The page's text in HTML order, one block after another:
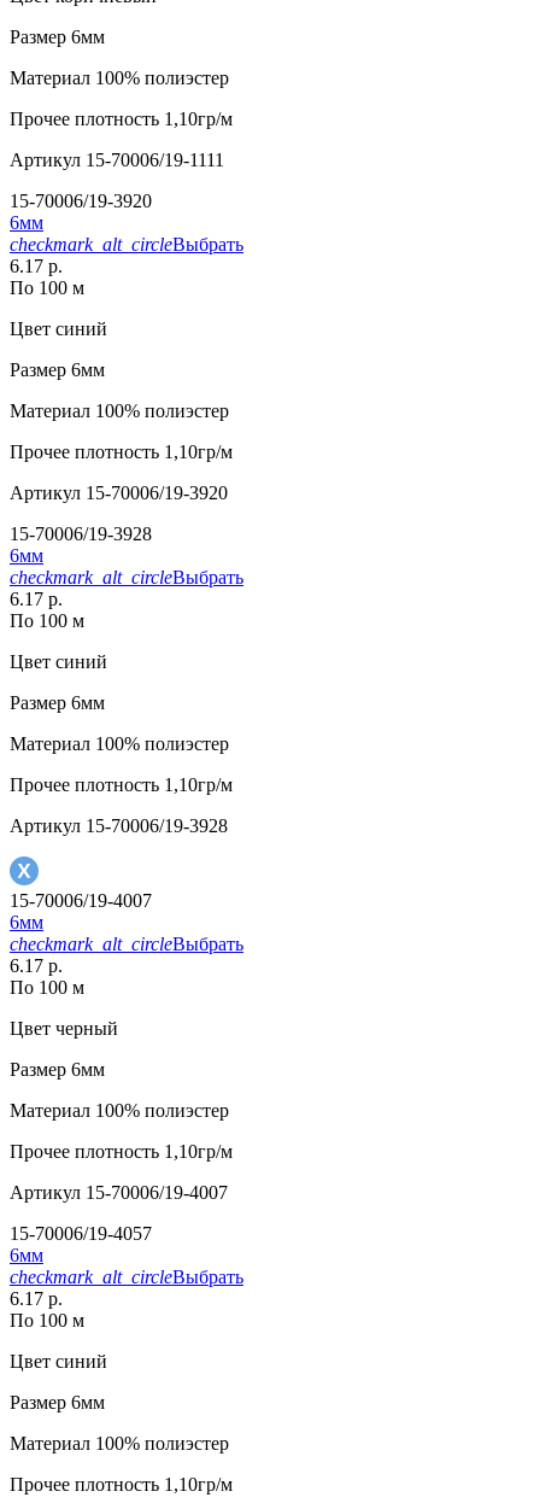
Размер 6мм
Материал 100% полиэстер
Прочее плотность 1,10гр/м
Артикул 15-70006/19-1111
15-70006/19-3920
6мм
checkmark_alt_circleВыбрать
6.17 р.
По 100 м
Цвет синий
Размер 6мм
Материал 100% полиэстер
Прочее плотность 1,10гр/м
Артикул 15-70006/19-3920
15-70006/19-3928
6мм
checkmark_alt_circleВыбрать
6.17 р.
По 100 м
Цвет синий
Размер 6мм
Материал 100% полиэстер
Прочее плотность 1,10гр/м
Артикул 15-70006/19-3928
15-70006/19-4007
6мм
checkmark_alt_circleВыбрать
6.17 р.
По 100 м
Цвет черный
Размер 6мм
Материал 100% полиэстер
Прочее плотность 1,10гр/м
Артикул 15-70006/19-4007
15-70006/19-4057
6мм
checkmark_alt_circleВыбрать
6.17 р.
По 100 м
Цвет синий
Размер 6мм
Материал 100% полиэстер
Прочее плотность 1,10гр/м